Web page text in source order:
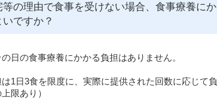
の理由で食事を受けない場合、食事療養にか
ですか？
日の食事療養にかかる負担はありません。
1日3食を限度に、実際に提供された回数に応じて負
限あり）